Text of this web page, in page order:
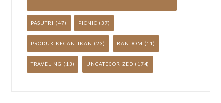
PASUTRI (47) PICNIC (37)
PRODUK KECANTIKAN (23) RANDOM (11)
TRAVELING (13) UNCATEGORIZED (174)